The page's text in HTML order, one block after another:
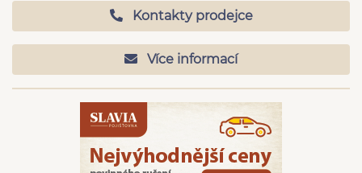
Kontakty prodejce
Více informací